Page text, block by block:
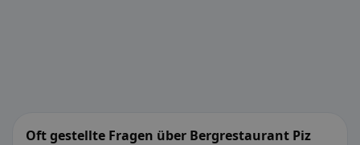
Oft gestellte Fragen über Bergrestaurant Piz